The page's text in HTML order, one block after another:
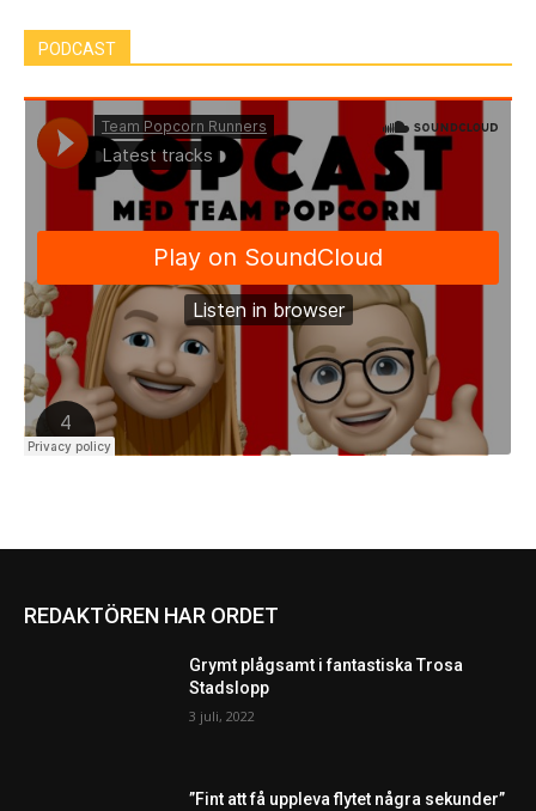
PODCAST
REDAKTÖREN HAR ORDET
Grymt plågsamt i fantastiska Trosa
Stadslopp
3 juli, 2022
”Fint att få uppleva flytet några sekunder”